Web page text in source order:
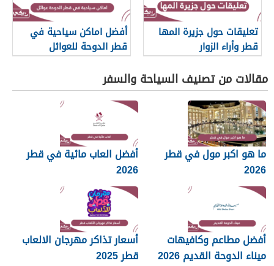
تعليقات حول جزيرة المها
قطر وأراء الزوار
أفضل اماكن سياحية في
قطر الدوحة للعوائل
مقالات من تصنيف السياحة والسفر
ما هو اكبر مول في قطر
2026
أفضل العاب مائية في قطر
2026
أفضل مطاعم وكافيهات
ميناء الدوحة القديم 2026
أسعار تذاكر مهرجان الالعاب
قطر 2025